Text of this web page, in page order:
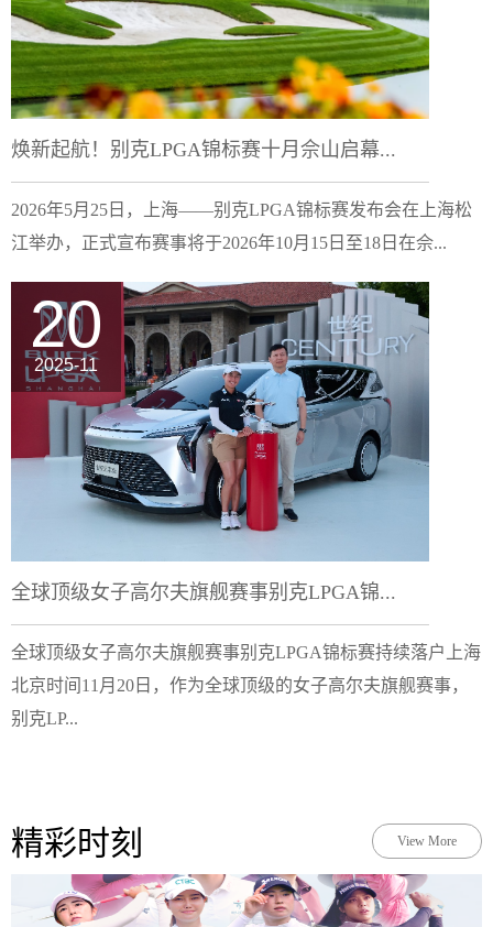
焕新起航！别克LPGA锦标赛十月佘山启幕...
2026年5月25日，上海——别克LPGA锦标赛发布会在上海松
江举办，正式宣布赛事将于2026年10月15日至18日在佘...
20
2025-11
全球顶级女子高尔夫旗舰赛事别克LPGA锦...
全球顶级女子高尔夫旗舰赛事别克LPGA锦标赛持续落户上海
北京时间11月20日，作为全球顶级的女子高尔夫旗舰赛事，
别克LP...
精彩时刻 View More